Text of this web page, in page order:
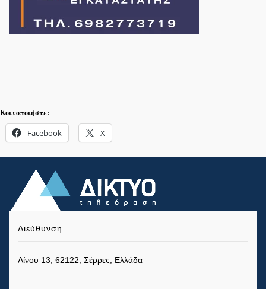
Κοινοποιήστε:
Facebook X
Διεύθυνση
Αίνου 13, 62122, Σέρρες, Ελλάδα